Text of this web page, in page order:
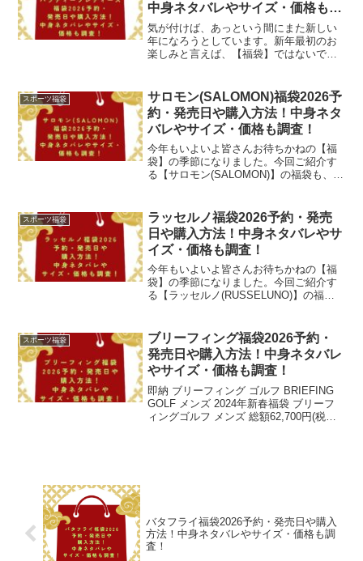
中身ネタバレやサイズ・価格も調
査！
気が付けば、あっという間にまた新しい
年になろうとしています。新年最初のお
楽しみと言えば、【福袋】ではないでし
売が始まります。ゴルフやテニスをする
方にはお馴染みの「パラデ...
スポーツ福袋
サロモン(SALOMON)福袋2026予
約・発売日や購入方法！中身ネタ
バレやサイズ・価格も調査！
今年もいよいよ皆さんお待ちかねの【福
袋】の季節になりました。今回ご紹介す
る【サロモン(SALOMON)】の福袋も、楽
ですが、個人的には「スノーボード」の
イメージが強いで...
スポーツ福袋
ラッセルノ福袋2026予約・発売
日や購入方法！中身ネタバレやサ
イズ・価格も調査！
今年もいよいよ皆さんお待ちかねの【福
袋】の季節になりました。今回ご紹介す
る【ラッセルノ(RUSSELUNO)】の福袋
フブランドですが、ゴルフの枠を遥かに
飛び越えた、...
スポーツ福袋
ブリーフィング福袋2026予約・
発売日や購入方法！中身ネタバレ
やサイズ・価格も調査！
即納 ブリーフィング ゴルフ BRIEFING
GOLF メンズ 2024年新春福袋 ブリーフ
ィングゴルフ メンズ 総額62,700円(税込
バタフライ福袋2026予約・発売日や購入
方法！中身ネタバレやサイズ・価格も調
査！